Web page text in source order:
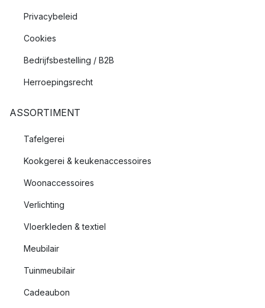
Privacybeleid
Cookies
Bedrijfsbestelling / B2B
Herroepingsrecht
ASSORTIMENT
Tafelgerei
Kookgerei & keukenaccessoires
Woonaccessoires
Verlichting
Vloerkleden & textiel
Meubilair
Tuinmeubilair
Cadeaubon